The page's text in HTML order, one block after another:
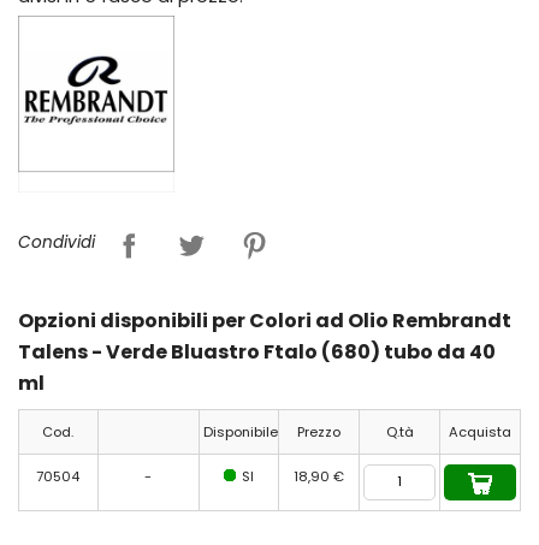
Condividi
Opzioni disponibili per Colori ad Olio Rembrandt
Talens - Verde Bluastro Ftalo (680) tubo da 40
ml
Cod. Disponibile Prezzo Q.tà Acquista
70504 - SI 18,90 €